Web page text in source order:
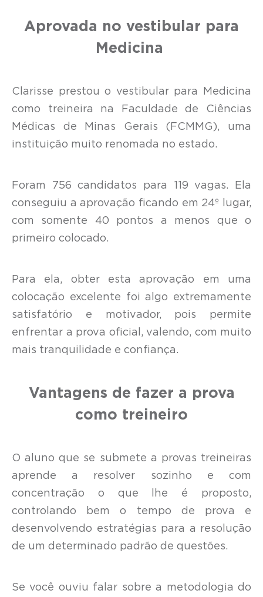
Aprovada no vestibular para
Medicina
Clarisse prestou o vestibular para Medicina
como treineira na Faculdade de Ciências
Médicas de Minas Gerais (FCMMG), uma
instituição muito renomada no estado.
Foram 756 candidatos para 119 vagas. Ela
conseguiu a aprovação ficando em 24º lugar,
com somente 40 pontos a menos que o
primeiro colocado.
Para ela, obter esta aprovação em uma
colocação excelente foi algo extremamente
satisfatório e motivador, pois permite
enfrentar a prova oficial, valendo, com muito
mais tranquilidade e confiança.
Vantagens de fazer a prova
como treineiro
O aluno que se submete a provas treineiras
aprende a resolver sozinho e com
concentração o que lhe é proposto,
controlando bem o tempo de prova e
desenvolvendo estratégias para a resolução
de um determinado padrão de questões.
Se você ouviu falar sobre a metodologia do